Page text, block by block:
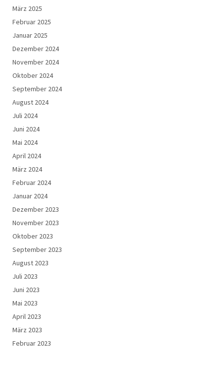
März 2025
Februar 2025
Januar 2025
Dezember 2024
November 2024
Oktober 2024
September 2024
August 2024
Juli 2024
Juni 2024
Mai 2024
April 2024
März 2024
Februar 2024
Januar 2024
Dezember 2023
November 2023
Oktober 2023
September 2023
August 2023
Juli 2023
Juni 2023
Mai 2023
April 2023
März 2023
Februar 2023